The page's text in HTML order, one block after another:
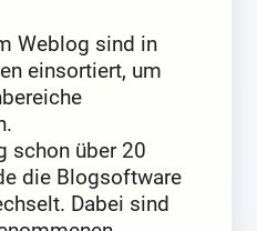
Weblog sind in
einsortiert, um
schon über 20
die Blogsoftware
Dabei sind